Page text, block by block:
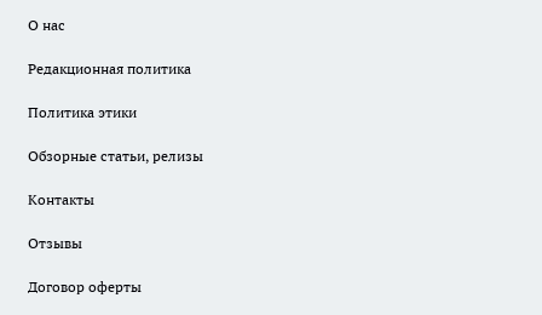
О нас
Редакционная политика
Политика этики
Обзорные статьи, релизы
Контакты
Отзывы
Договор оферты